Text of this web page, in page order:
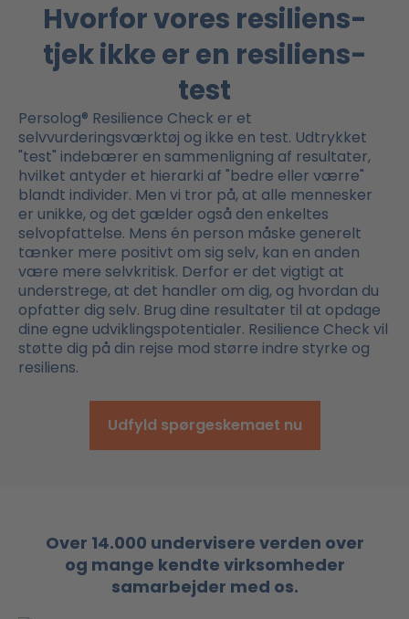
Hvorfor vores resiliens-
tjek ikke er en resiliens-
test
Persolog® Resilience Check er et
selvvurderingsværktøj og ikke en test. Udtrykket
"test" indebærer en sammenligning af resultater,
hvilket antyder et hierarki af "bedre eller værre"
blandt individer. Men vi tror på, at alle mennesker
er unikke, og det gælder også den enkeltes
selvopfattelse. Mens én person måske generelt
tænker mere positivt om sig selv, kan en anden
være mere selvkritisk. Derfor er det vigtigt at
understrege, at det handler om dig, og hvordan du
opfatter dig selv. Brug dine resultater til at opdage
dine egne udviklingspotentialer. Resilience Check vil
støtte dig på din rejse mod større indre styrke og
resiliens.
Udfyld spørgeskemaet nu
Over 14.000 undervisere verden over
og mange kendte virksomheder
samarbejder med os.